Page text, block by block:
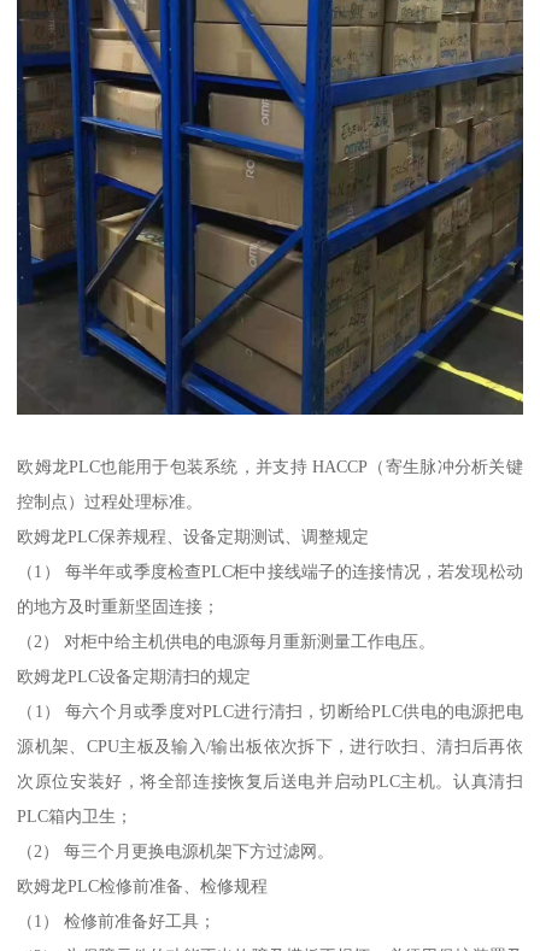
欧姆龙PLC也能用于包装系统，并支持 HACCP（寄生脉冲分析关键
控制点）过程处理标准。
欧姆龙PLC保养规程、设备定期测试、调整规定
（1） 每半年或季度检查PLC柜中接线端子的连接情况，若发现松动
的地方及时重新坚固连接；
（2） 对柜中给主机供电的电源每月重新测量工作电压。
欧姆龙PLC设备定期清扫的规定
（1） 每六个月或季度对PLC进行清扫，切断给PLC供电的电源把电
源机架、CPU主板及输入/输出板依次拆下，进行吹扫、清扫后再依
次原位安装好，将全部连接恢复后送电并启动PLC主机。认真清扫
PLC箱内卫生；
（2） 每三个月更换电源机架下方过滤网。
欧姆龙PLC检修前准备、检修规程
（1） 检修前准备好工具；